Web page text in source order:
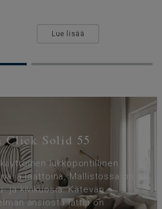
Lue lisää
Click Solid 55
lukkopontillinen
ja laattoina. Mallistossa on
ja kivikuosia. Kätevän
ansiosta lattia on